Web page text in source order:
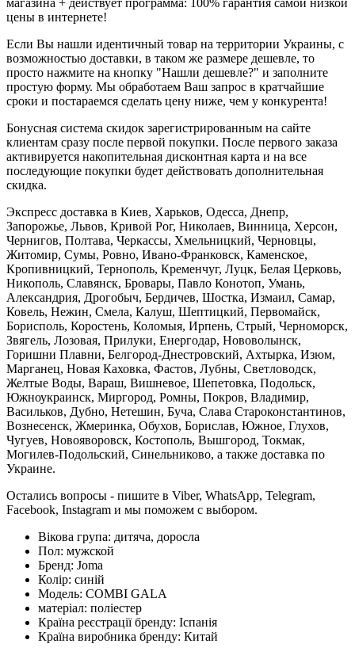
магазина + действует программа: 100% гарантия самой низкой
цены в интернете!
Если Вы нашли идентичный товар на территории Украины, с
возможностью доставки, в таком же размере дешевле, то
просто нажмите на кнопку "Нашли дешевле?" и заполните
простую форму. Мы обработаем Ваш запрос в кратчайшие
сроки и постараемся сделать цену ниже, чем у конкурента!
Бонусная система скидок зарегистрированным на сайте
клиентам сразу после первой покупки. После первого заказа
активируется накопительная дисконтная карта и на все
последующие покупки будет действовать дополнительная
скидка.
Экспресс доставка в Киев, Харьков, Одесса, Днепр,
Запорожье, Львов, Кривой Рог, Николаев, Винница, Херсон,
Чернигов, Полтава, Черкассы, Хмельницкий, Черновцы,
Житомир, Сумы, Ровно, Ивано-Франковск, Каменское,
Кропивницкий, Тернополь, Кременчуг, Луцк, Белая Церковь,
Никополь, Славянск, Бровары, Павло Конотоп, Умань,
Александрия, Дрогобыч, Бердичев, Шостка, Измаил, Самар,
Ковель, Нежин, Смела, Калуш, Шептицкий, Первомайск,
Борисполь, Коростень, Коломыя, Ирпень, Стрый, Черноморск,
Звягель, Лозовая, Прилуки, Енергодар, Нововолынск,
Горишни Плавни, Белгород-Днестровский, Ахтырка, Изюм,
Марганец, Новая Каховка, Фастов, Лубны, Светловодск,
Желтые Воды, Вараш, Вишневое, Шепетовка, Подольск,
Южноукраинск, Миргород, Ромны, Покров, Владимир,
Васильков, Дубно, Нетешин, Буча, Слава Староконстантинов,
Вознесенск, Жмеринка, Обухов, Борислав, Южное, Глухов,
Чугуев, Новояворовск, Костополь, Вышгород, Токмак,
Могилев-Подольский, Синельниково, а также доставка по
Украине.
Остались вопросы - пишите в Viber, WhatsApp, Telegram,
Facebook, Instagram и мы поможем с выбором.
Вікова група: дитяча, доросла
Пол: мужской
Бренд: Joma
Колір: синій
Модель: COMBI GALA
матеріал: поліестер
Країна реєстрації бренду: Іспанія
Країна виробника бренду: Китай